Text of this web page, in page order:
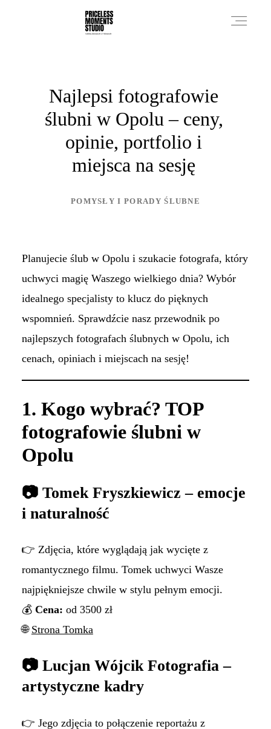
Najlepsi fotografowie
ślubni w Opolu – ceny,
opinie, portfolio i
miejsca na sesję
POMYSŁY I PORADY ŚLUBNE
Planujecie ślub w Opolu i szukacie fotografa, który
uchwyci magię Waszego wielkiego dnia? Wybór
idealnego specjalisty to klucz do pięknych
wspomnień. Sprawdźcie nasz przewodnik po
najlepszych fotografach ślubnych w Opolu, ich
cenach, opiniach i miejscach na sesję!
1. Kogo wybrać? TOP
fotografowie ślubni w
Opolu
📷 Tomek Fryszkiewicz – emocje
i naturalność
👉 Zdjęcia, które wyglądają jak wycięte z
romantycznego filmu. Tomek uchwyci Wasze
najpiękniejsze chwile w stylu pełnym emocji.
💰 Cena: od 3500 zł
🌐 Strona Tomka
📷 Lucjan Wójcik Fotografia –
artystyczne kadry
👉 Jego zdjęcia to połączenie reportażu z
PHOTO WORKS
VIDEO WORKS